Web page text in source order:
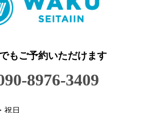
もご予約いただけます
8976-3409
祝日